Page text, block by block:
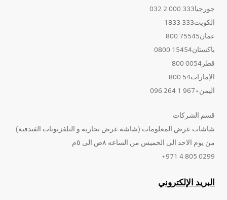
جورجيا333 000 2 032
الكويت333 1833
عمان75545 800
باكستان15454 0800
قطر0054 800
الإمارات54 800
اليمن+967 1 264 096
قسم الشركات
شاشات عرض المعلومات (شاشة عرض تجاريه و التلفزيونات الفندقية)
من يوم الاحد الى الخميس من الساعه ٨ص الى ٥م
0299 805 4 971+
البريد الإلكتروني